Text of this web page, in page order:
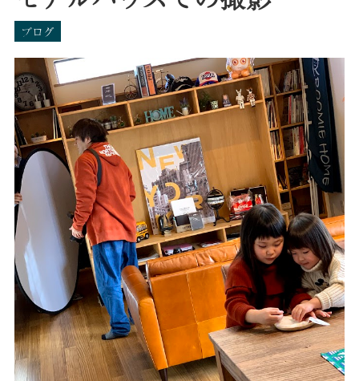
ブログ